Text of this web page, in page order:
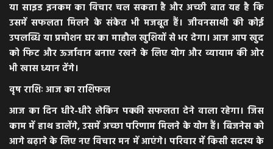
या साइड इनकम का विचार चल सकता है और अच्छी बात यह है कि
उसमें सफलता मिलने के संकेत भी मजबूत हैं। जीवनसाथी की कोई
उपलब्धि या प्रमोशन घर का माहौल खुशियों से भर देगा। आज आप खुद
को फिट और ऊर्जावान बनाए रखने के लिए योग और व्यायाम की ओर
भी खास ध्यान देंगे।
वृष राशिः आज का राशिफल
आज का दिन धीरे-धीरे लेकिन पक्की सफलता देने वाला रहेगा। जिस
काम में हाथ डालेंगे, उसमें अच्छा परिणाम मिलने के योग हैं। बिजनेस को
आगे बढ़ाने के लिए नए विचार मन में आएंगे। परिवार में किसी सदस्य के